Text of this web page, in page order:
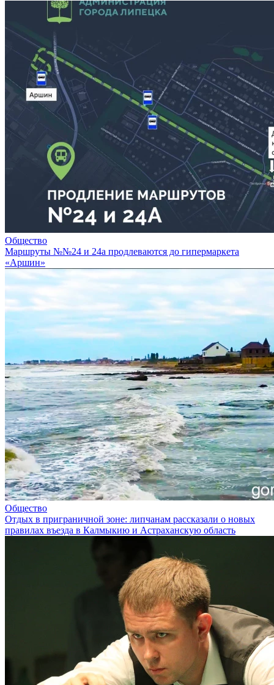
Общество
Маршруты №№24 и 24а продлеваются до гипермаркета
«Аршин»
Общество
Отдых в приграничной зоне: липчанам рассказали о новых
правилах въезда в Калмыкию и Астраханскую область